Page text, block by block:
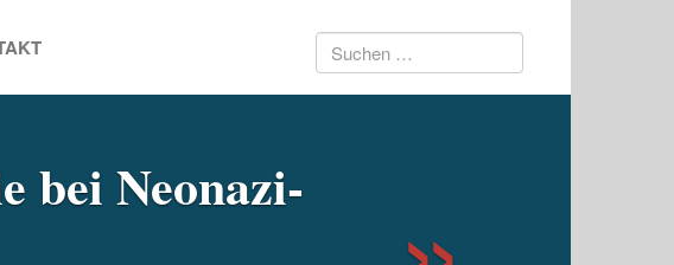
Suchen
bei Neonazi-